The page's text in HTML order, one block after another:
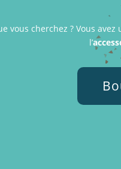
vous cherchez ? Vous
l’